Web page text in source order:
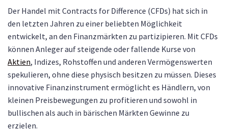
Der Handel mit Contracts for Difference (CFDs) hat sich in
den letzten Jahren zu einer beliebten Möglichkeit
entwickelt, an den Finanzmärkten zu partizipieren. Mit CFDs
können Anleger auf steigende oder fallende Kurse von
Aktien, Indizes, Rohstoffen und anderen Vermögenswerten
spekulieren, ohne diese physisch besitzen zu müssen. Dieses
innovative Finanzinstrument ermöglicht es Händlern, von
kleinen Preisbewegungen zu profitieren und sowohl in
bullischen als auch in bärischen Märkten Gewinne zu
erzielen.